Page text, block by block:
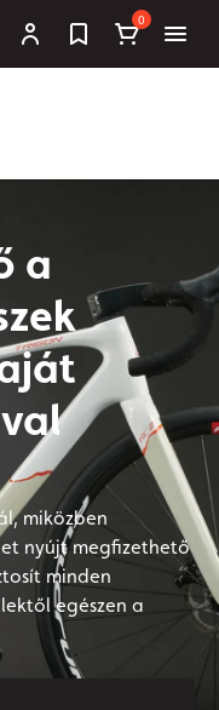
0
a
miközben
nyújt megfizethető
minden
egészen a